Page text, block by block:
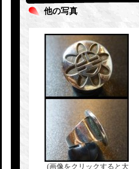
他の写真
(画像をクリックすると大